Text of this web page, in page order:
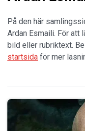
På den här
Ardan Esmaili. För att
bild eller rubriktext.
startsida för mer